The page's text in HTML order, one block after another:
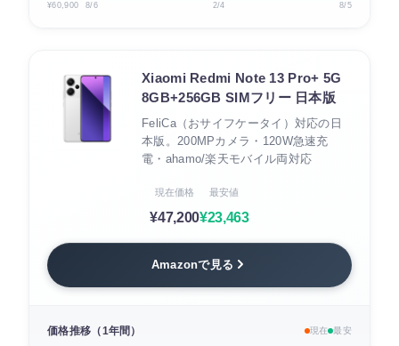
¥60,900 8/6 2/4 8/5
Xiaomi Redmi Note 13 Pro+ 5G
8GB+256GB SIMフリー 日本版
FeliCa（おサイフケータイ）対応の日
本版。200MPカメラ・120W急速充
電・ahamo/楽天モバイル両対応
現在価格
¥47,200
最安値
¥23,463
Amazonで見る
価格推移（1年間） 現在 最安